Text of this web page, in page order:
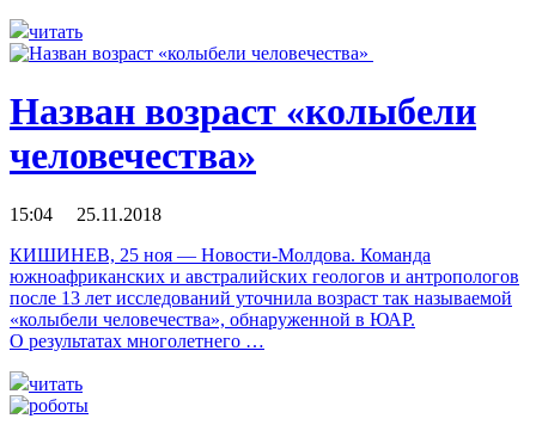
читать
Назван возраст «колыбели
человечества»
15:04 25.11.2018
КИШИНЕВ, 25 ноя — Новости-Молдова. Команда
южноафриканских и австралийских геологов и антропологов
после 13 лет исследований уточнила возраст так называемой
«колыбели человечества», обнаруженной в ЮАР.
О результатах многолетнего …
читать